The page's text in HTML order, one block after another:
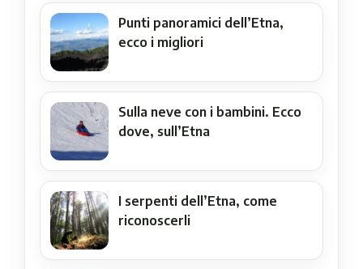
Punti panoramici dell’Etna,
ecco i migliori
Sulla neve con i bambini. Ecco
dove, sull’Etna
I serpenti dell’Etna, come
riconoscerli